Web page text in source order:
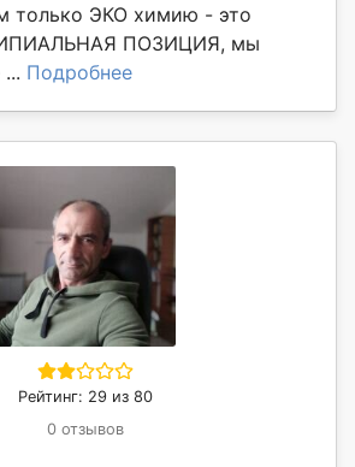
только ЭКО химию - это
ПОЗИЦИЯ, мы
Подробнее
Рейтинг: 29 из 80
0 отзывов